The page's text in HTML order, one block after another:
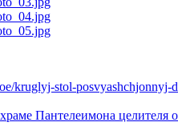
kruglyj-stol-
Пантелеимона целителя